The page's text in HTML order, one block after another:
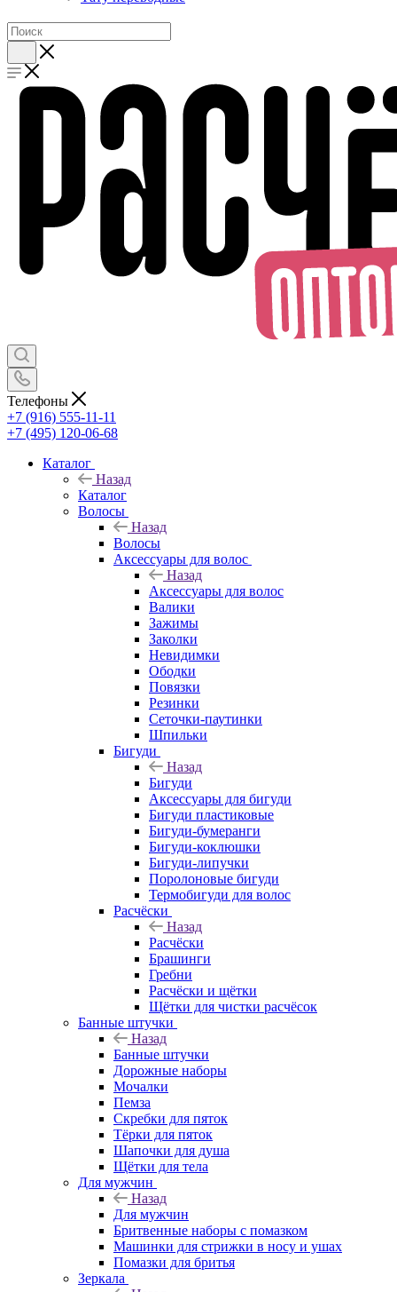
Телефоны
+7 (916) 555-11-11
+7 (495) 120-06-68
Каталог
Назад
Каталог
Волосы
Назад
Волосы
Аксессуары для волос
Назад
Аксессуары для волос
Валики
Зажимы
Заколки
Невидимки
Ободки
Повязки
Резинки
Сеточки-паутинки
Шпильки
Бигуди
Назад
Бигуди
Аксессуары для бигуди
Бигуди пластиковые
Бигуди-бумеранги
Бигуди-коклюшки
Бигуди-липучки
Поролоновые бигуди
Термобигуди для волос
Расчёски
Назад
Расчёски
Брашинги
Гребни
Расчёски и щётки
Щётки для чистки расчёсок
Банные штучки
Назад
Банные штучки
Дорожные наборы
Мочалки
Пемза
Скребки для пяток
Тёрки для пяток
Шапочки для душа
Щётки для тела
Для мужчин
Назад
Для мужчин
Бритвенные наборы с помазком
Машинки для стрижки в носу и ушах
Помазки для бритья
Зеркала